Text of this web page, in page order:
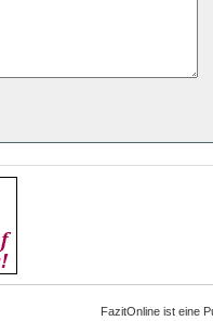
FazitOnline ist eine